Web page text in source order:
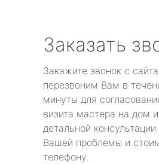
Заказать
Закажите звонок с
перезвоним Вам в
минуты для
визита мастера на дом
детальной
Вашей проблемы и
телефону.